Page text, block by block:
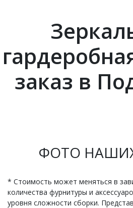
заказ в
ФОТО
* Стоимость может меняться в
количества фурнитуры и
уровня сложности сборки.